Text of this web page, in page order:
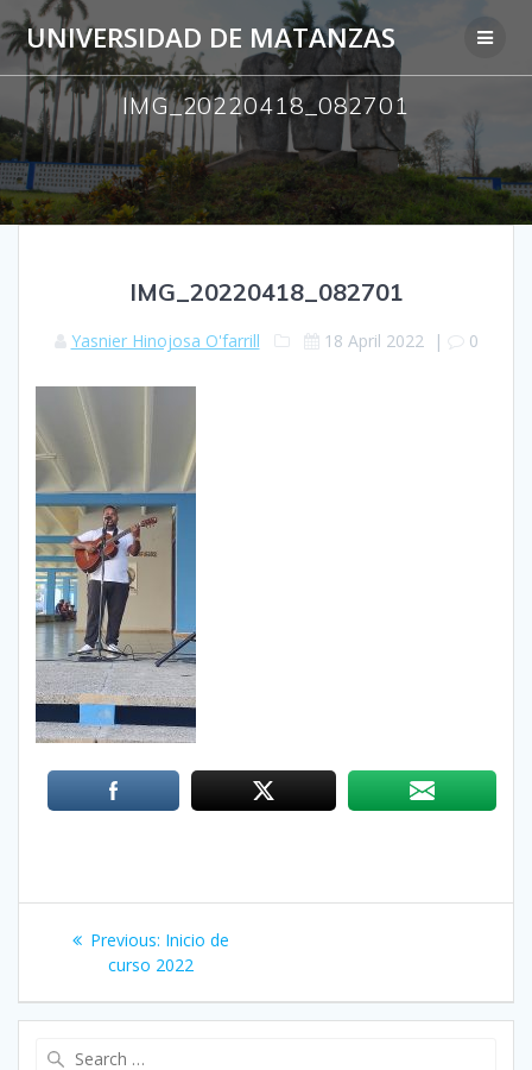
Skip
to
content
UNIVERSIDAD DE MATANZAS
IMG_20220418_082701
IMG_20220418_082701
Yasnier Hinojosa O'farrill 18 April 2022| 0
Post
navigation
Previous: Previous
post:
Inicio de
curso 2022